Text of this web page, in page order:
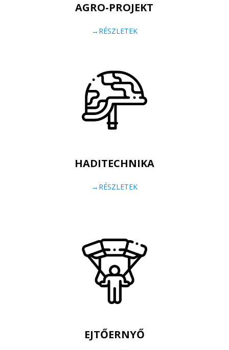
AGRO-PROJEKT
→RÉSZLETEK
HADITECHNIKA
→RÉSZLETEK
EJTŐERNYŐ